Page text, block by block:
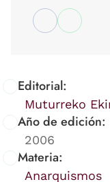
Editorial:
Muturreko
Año de edición:
2006
Materia:
Anarquismos